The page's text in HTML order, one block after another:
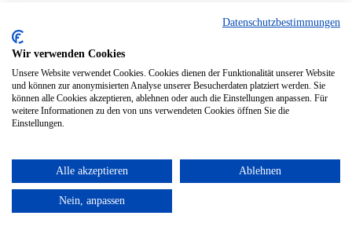
Datenschutzbestimmungen
Wir verwenden Cookies
Unsere Website verwendet Cookies. Cookies dienen der Funktionalität unserer Website
und können zur anonymisierten Analyse unserer Besucherdaten platziert werden. Sie
können alle Cookies akzeptieren, ablehnen oder auch die Einstellungen anpassen. Für
weitere Informationen zu den von uns verwendeten Cookies öffnen Sie die
Einstellungen.
Alle akzeptieren Ablehnen
Nein, anpassen